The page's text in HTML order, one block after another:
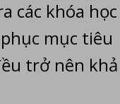
các khóa học
mục tiêu
trở nên khả